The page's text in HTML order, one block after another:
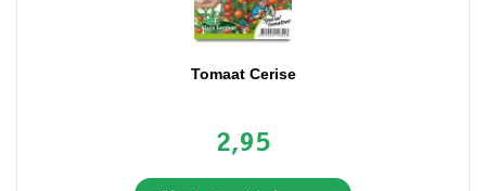
Tomaat Cerise
2,95